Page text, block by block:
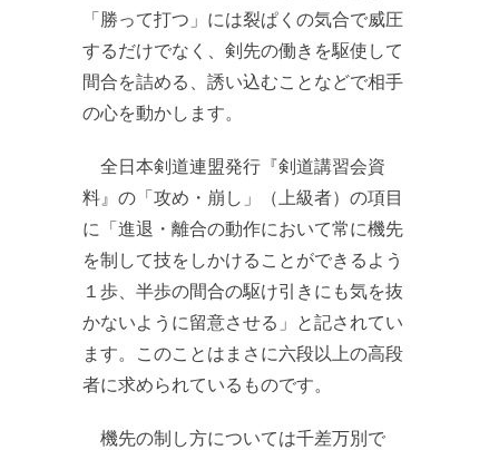
「勝って打つ」には裂ぱくの気合で威圧
するだけでなく、剣先の働きを駆使して
間合を詰める、誘い込むことなどで相手
の心を動かします。
全日本剣道連盟発行『剣道講習会資
料』の「攻め・崩し」（上級者）の項目
に「進退・離合の動作において常に機先
を制して技をしかけることができるよう
１歩、半歩の間合の駆け引きにも気を抜
かないように留意させる」と記されてい
ます。このことはまさに六段以上の高段
者に求められているものです。
機先の制し方については千差万別で